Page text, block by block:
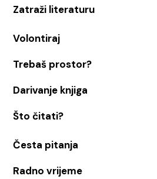
Zatraži literaturu
Volontiraj
Trebaš prostor?
Darivanje knjiga
Što čitati?
Česta pitanja
Radno vrijeme